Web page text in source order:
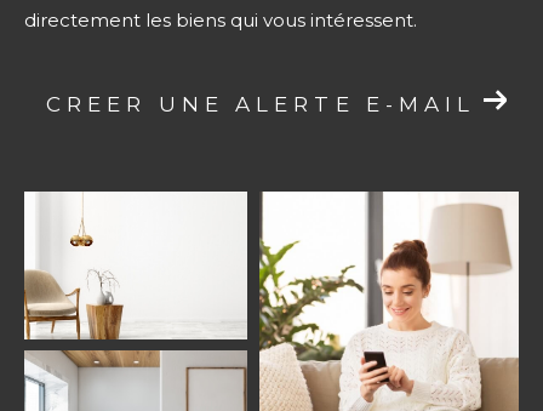
directement les biens qui vous intéressent.
CREER UNE ALERTE E-MAIL